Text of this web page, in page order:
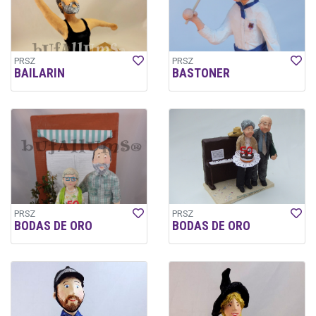
PRSZ
BAILARIN
PRSZ
BASTONER
PRSZ
BODAS DE ORO
PRSZ
BODAS DE ORO